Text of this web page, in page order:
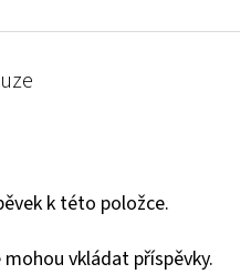
k této položce.
vkládat příspěvky.